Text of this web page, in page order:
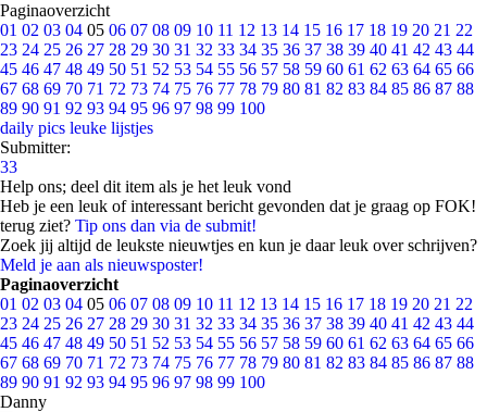
Paginaoverzicht
01 02 03 04 05 06 07 08 09 10 11 12 13 14 15 16 17 18 19 20 21 22
23 24 25 26 27 28 29 30 31 32 33 34 35 36 37 38 39 40 41 42 43 44
45 46 47 48 49 50 51 52 53 54 55 56 57 58 59 60 61 62 63 64 65 66
67 68 69 70 71 72 73 74 75 76 77 78 79 80 81 82 83 84 85 86 87 88
89 90 91 92 93 94 95 96 97 98 99 100
daily pics leuke lijstjes
Submitter:
33
Help ons; deel dit item als je het leuk vond
Heb je een leuk of interessant bericht gevonden dat je graag op FOK!
terug ziet? Tip ons dan via de submit!
Zoek jij altijd de leukste nieuwtjes en kun je daar leuk over schrijven?
Meld je aan als nieuwsposter!
Paginaoverzicht
01 02 03 04 05 06 07 08 09 10 11 12 13 14 15 16 17 18 19 20 21 22
23 24 25 26 27 28 29 30 31 32 33 34 35 36 37 38 39 40 41 42 43 44
45 46 47 48 49 50 51 52 53 54 55 56 57 58 59 60 61 62 63 64 65 66
67 68 69 70 71 72 73 74 75 76 77 78 79 80 81 82 83 84 85 86 87 88
89 90 91 92 93 94 95 96 97 98 99 100
Danny